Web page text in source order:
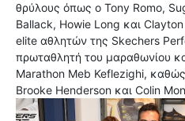
θρύλους όπως ο Tony Romo,
Ballack, Howie Long και
elite αθλητών της Skechers
πρωταθλητή του μαραθωνίου
Marathon Meb Keflezighi,
Brooke Henderson και Colin